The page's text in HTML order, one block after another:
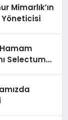
Mimarlık’ın
Yöneticisi
Selectum